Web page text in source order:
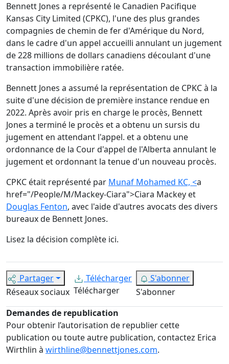
Bennett Jones a représenté le Canadien Pacifique
Kansas City Limited (CPKC), l'une des plus grandes
compagnies de chemin de fer d'Amérique du Nord,
dans le cadre d'un appel accueilli annulant un jugement
de 228 millions de dollars canadiens découlant d'une
transaction immobilière ratée.
Bennett Jones a assumé la représentation de CPKC à la
suite d'une décision de première instance rendue en
2022. Après avoir pris en charge le procès, Bennett
Jones a terminé le procès et a obtenu un sursis du
jugement en attendant l'appel. et a obtenu une
ordonnance de la Cour d'appel de l'Alberta annulant le
jugement et ordonnant la tenue d'un nouveau procès.
CPKC était représenté par Munaf Mohamed KC, <a
href="/People/M/Mackey-Ciara">Ciara Mackey et
Douglas Fenton, avec l'aide d'autres avocats des divers
bureaux de Bennett Jones.
Lisez la décision complète ici.
Partager
Réseaux sociaux
Télécharger
Télécharger
S'abonner
S'abonner
Demandes de republication
Pour obtenir l’autorisation de republier cette
publication ou toute autre publication, contactez Erica
Wirthlin à wirthline@bennettjones.com.